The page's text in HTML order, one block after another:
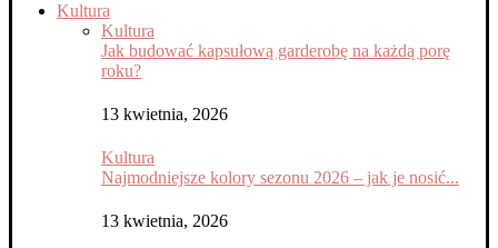
Kultura
Kultura
Jak budować kapsułową garderobę na każdą porę
roku?
13 kwietnia, 2026
Kultura
Najmodniejsze kolory sezonu 2026 – jak je nosić...
13 kwietnia, 2026